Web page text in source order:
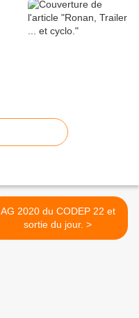
AG 2020 du CODEP 22 et
sortie du jour. >